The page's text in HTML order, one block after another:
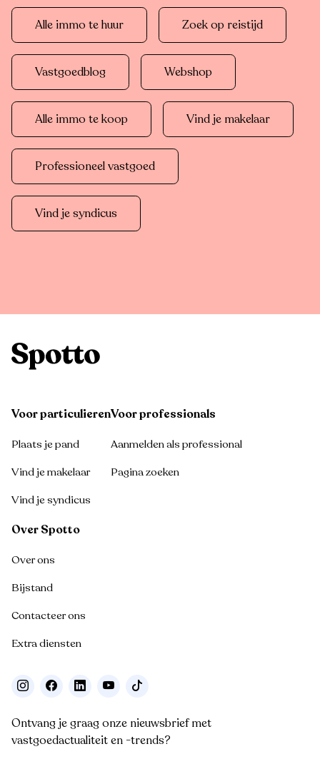
Alle immo te huur Zoek op reistijd
Vastgoedblog Webshop
Alle immo te koop Vind je makelaar
Professioneel vastgoed
Vind je syndicus
Voor particulieren
Plaats je pand
Vind je makelaar
Vind je syndicus
Voor professionals
Aanmelden als professional
Pagina zoeken
Over Spotto
Over ons
Bijstand
Contacteer ons
Extra diensten
Ontvang je graag onze nieuwsbrief met
vastgoedactualiteit en -trends?